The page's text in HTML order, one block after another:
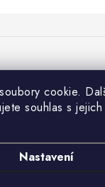
cookie.
souhlas s
Nastavení